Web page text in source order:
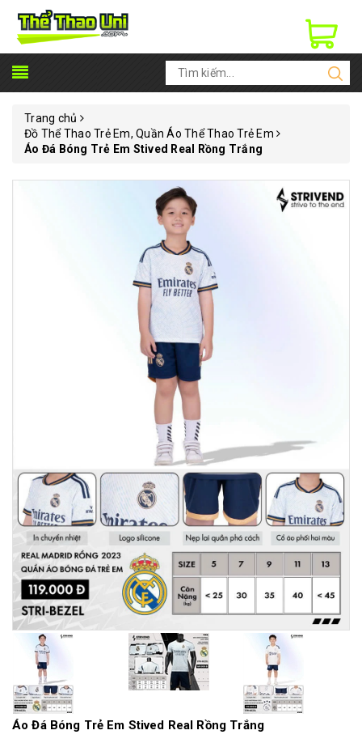
Trang chủ
Đồ Thể Thao Trẻ Em, Quần Áo Thể Thao Trẻ Em
Áo Đá Bóng Trẻ Em Stived Real Rồng Trắng
Áo Đá Bóng Trẻ Em Stived Real Rồng Trắng